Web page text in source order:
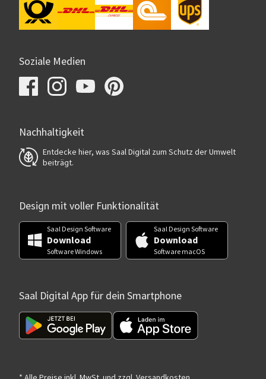
Soziale Medien
Nachhaltigkeit
Entdecke hier, was Saal Digital zum Schutz der Umwelt
beiträgt.
Design mit voller Funktionalität
Saal Design Software
Download
Software Windows
Saal Design Software
Download
Software macOS
Saal Digital App für dein Smartphone